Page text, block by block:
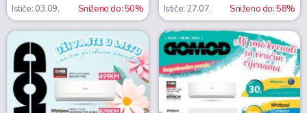
Ističe: 03.09. Sniženo do: 50% Ističe: 27.07. Sniženo do: 58%